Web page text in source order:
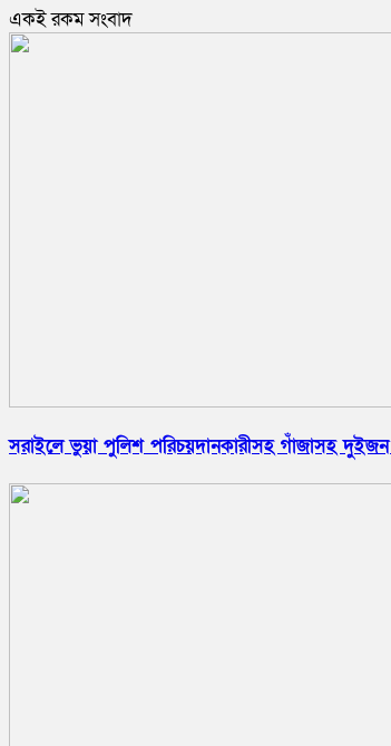
একই রকম সংবাদ
সরাইলে ভুয়া পুলিশ পরিচয়দানকারীসহ গাঁজাসহ